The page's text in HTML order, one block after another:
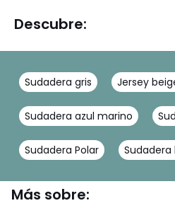
Descubre:
Sudadera gris Jersey
Sudadera azul marino
Sudadera Polar
Más sobre: